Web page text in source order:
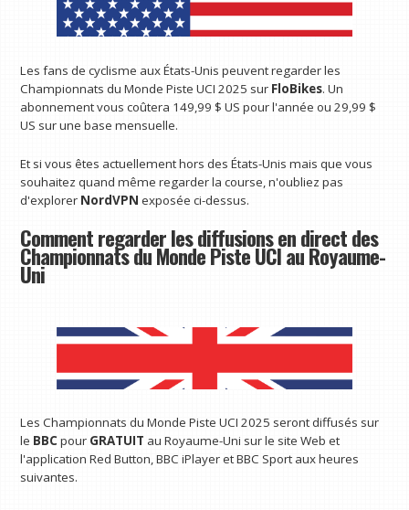
Les fans de cyclisme aux États-Unis peuvent regarder les
Championnats du Monde Piste UCI 2025 sur FloBikes. Un
abonnement vous coûtera 149,99 $ US pour l'année ou 29,99 $
US sur une base mensuelle.
Et si vous êtes actuellement hors des États-Unis mais que vous
souhaitez quand même regarder la course, n'oubliez pas
d'explorer NordVPN exposée ci-dessus.
Comment regarder les diffusions en direct des
Championnats du Monde Piste UCI au Royaume-
Uni
Les Championnats du Monde Piste UCI 2025 seront diffusés sur
le BBCpour GRATUIT au Royaume-Uni sur le site Web et
l'application Red Button, BBC iPlayer et BBC Sport aux heures
suivantes.